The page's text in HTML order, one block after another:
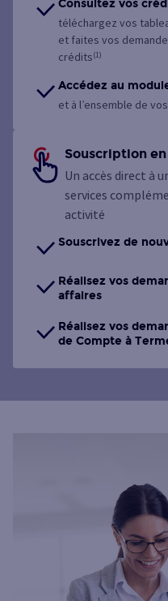
Consultez vos
téléchargez vos
et faites vos
crédits(1)
Accédez au
et à l’ensemble de
Souscription
Un accès direct à
services
activité
Souscrivez de
Réalisez vos
affaires
Réalisez vos
de Compte à